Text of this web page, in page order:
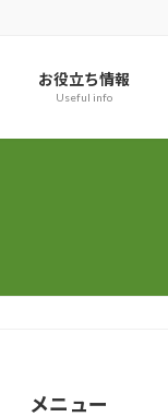
お役立ち情報
Useful info
メニュー